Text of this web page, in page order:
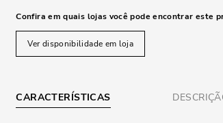
Confira em quais lojas você pode encontrar este
Ver disponibilidade em loja
CARACTERÍSTICAS